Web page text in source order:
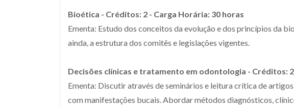
Bioética - Créditos: 2 - Carga Horária: 30 horas
Ementa: Estudo dos conceitos da evolução e dos princípios da
ainda, a estrutura dos comitês e legislações vigentes.
Decisões clínicas e tratamento em odontologia - Créditos:
Ementa: Discutir através de seminários e leitura crítica de
com manifestações bucais. Abordar métodos diagnósticos,